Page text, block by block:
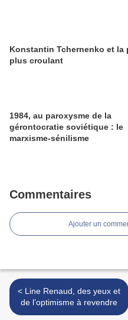
Konstantin Tchernenko et la
plus croulant
1984, au paroxysme de la
gérontocratie soviétique : le
marxisme-sénilisme
Commentaires
Ajouter un
< Line Renaud, des yeux et
de l’optimisme à revendre